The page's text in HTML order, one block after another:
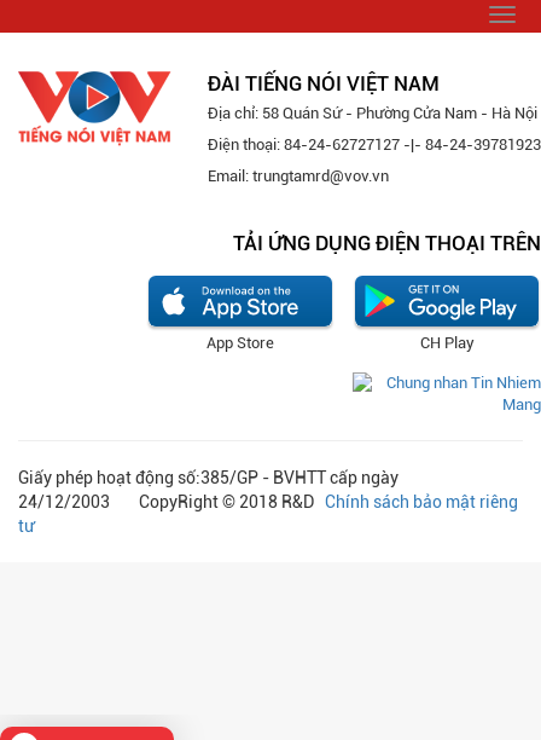
ĐÀI TIẾNG NÓI VIỆT NAM
Địa chỉ: 58 Quán Sứ - Phường Cửa Nam - Hà Nội
Điện thoại: 84-24-62727127 -|- 84-24-39781923
Email: trungtamrd@vov.vn
TẢI ỨNG DỤNG ĐIỆN THOẠI TRÊN
CH Play
App Store
Giấy phép hoạt động số:385/GP - BVHTT cấp ngày
24/12/2003 CopyRight © 2018 R&D Chính sách bảo mật riêng
tư